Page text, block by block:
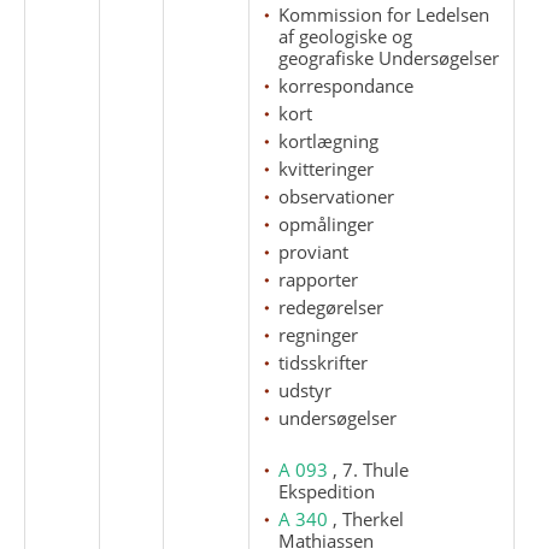
Kommission for Ledelsen
af geologiske og
geografiske Undersøgelser
korrespondance
kort
kortlægning
kvitteringer
observationer
opmålinger
proviant
rapporter
redegørelser
regninger
tidsskrifter
udstyr
undersøgelser
A 093 , 7. Thule
Ekspedition
A 340 , Therkel
Mathiassen